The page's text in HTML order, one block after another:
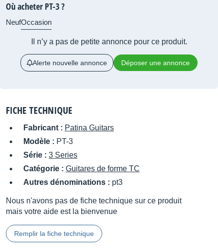
Où acheter PT-3 ?
NeufOccasion
Il n’y a pas de petite annonce pour ce produit.
Alerte nouvelle annonce Déposer une annonce
FICHE TECHNIQUE
Fabricant : Patina Guitars
Modèle : PT-3
Série : 3 Series
Catégorie : Guitares de forme TC
Autres dénominations : pt3
Nous n'avons pas de fiche technique sur ce produit
mais votre aide est la bienvenue
Remplir la fiche technique